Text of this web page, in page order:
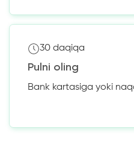
30 daqiqa
Pulni oling
Bank kartasiga yoki